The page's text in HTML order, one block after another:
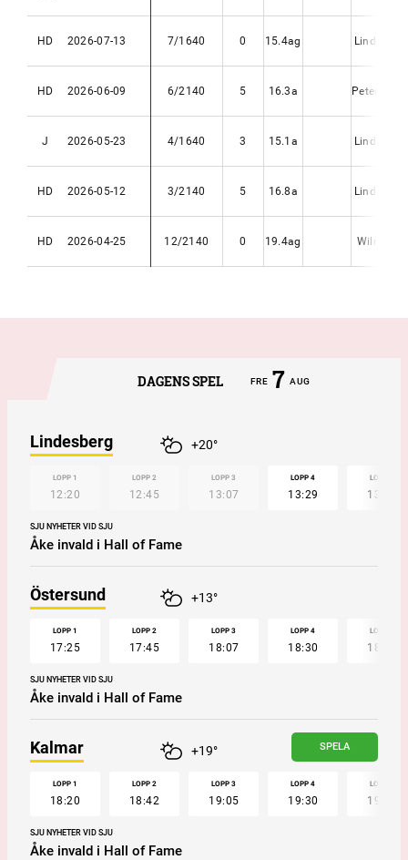
HD 2026-07-13 7/1640 0 15.4ag Linda
HD 2026-06-09 6/2140 5 16.3a Peter
J 2026-05-23 4/1640 3 15.1a Linda
HD 2026-05-12 3/2140 5 16.8a Linda
HD 2026-04-25 12/2140 0 19.4ag Wilma
DAGENS SPEL FRE 7 AUG
Lindesberg +20°
LOPP 1
12:20
LOPP 2
12:45
LOPP 3
13:07
LOPP 4
13:29
LOPP 5
13:50
SJU NYHETER VID SJU
Åke invald i Hall of Fame
Östersund +13°
LOPP 1
17:25
LOPP 2
17:45
LOPP 3
18:07
LOPP 4
18:30
LOPP 5
18:53
SJU NYHETER VID SJU
Åke invald i Hall of Fame
Kalmar +19° SPELA
LOPP 1
18:20
LOPP 2
18:42
LOPP 3
19:05
LOPP 4
19:30
LOPP 5
19:52
SJU NYHETER VID SJU
Åke invald i Hall of Fame